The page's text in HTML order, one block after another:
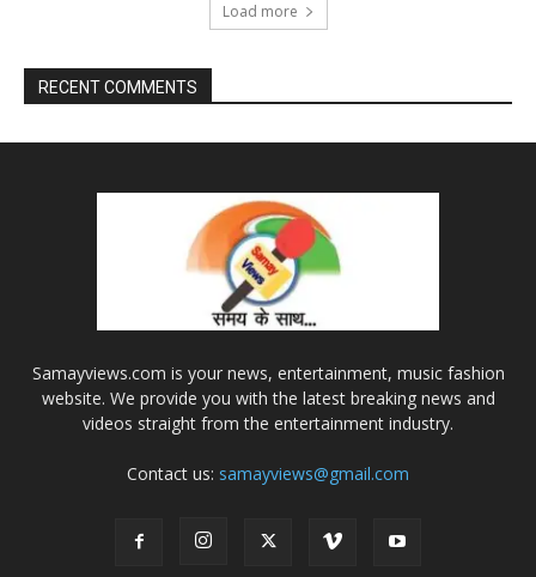
Load more
RECENT COMMENTS
Samayviews.com is your news, entertainment, music fashion
website. We provide you with the latest breaking news and
videos straight from the entertainment industry.
Contact us: samayviews@gmail.com